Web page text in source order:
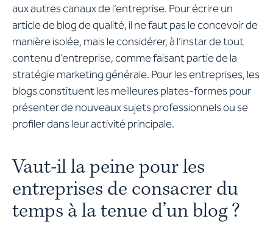
aux autres canaux de l’entreprise. Pour écrire un
article de blog de qualité, il ne faut pas le concevoir de
manière isolée, mais le considérer, à l’instar de tout
contenu d’entreprise, comme faisant partie de la
stratégie marketing générale. Pour les entreprises, les
blogs constituent les meilleures plates-formes pour
présenter de nouveaux sujets professionnels ou se
profiler dans leur activité principale.
Vaut-il la peine pour les
entreprises de consacrer du
temps à la tenue d’un blog ?